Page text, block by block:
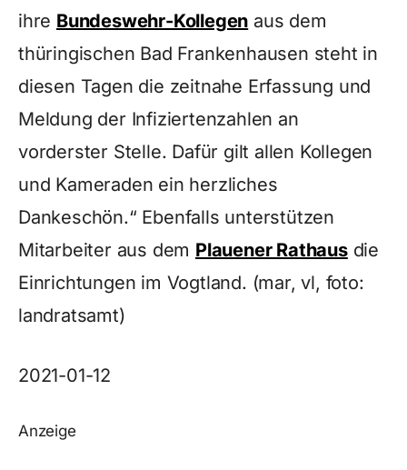
ihre Bundeswehr-Kollegen aus dem
thüringischen Bad Frankenhausen steht in
diesen Tagen die zeitnahe Erfassung und
Meldung der Infiziertenzahlen an
vorderster Stelle. Dafür gilt allen Kollegen
und Kameraden ein herzliches
Dankeschön.“ Ebenfalls unterstützen
Mitarbeiter aus dem Plauener Rathausdie
Einrichtungen im Vogtland. (mar, vl, foto:
landratsamt)
2021-01-12
Anzeige